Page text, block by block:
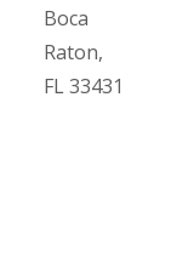
Boca
Raton,
FL 33431